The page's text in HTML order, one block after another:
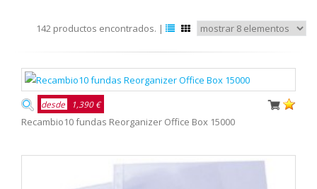
142 productos encontrados. |
desde 1,390 €
Recambio10 fundas Reorganizer Office Box 15000